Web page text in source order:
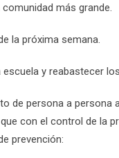
más grande.
la próxima semana.
y reabastecer
de persona a persona
con el control de la
prevención: